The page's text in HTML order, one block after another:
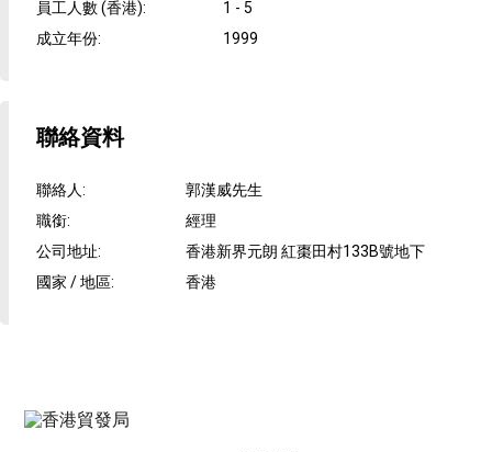
員工人數 (香港):
1 - 5
成立年份: 1999
聯絡資料
聯絡人:
郭漢威先生
職銜:
經理
公司地址:
香港新界元朗 紅棗田村133B號地下
國家 / 地區: 香港